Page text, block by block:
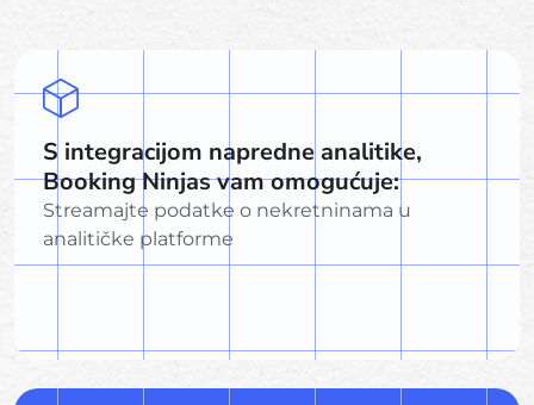
S integracijom napredne analitike,
Booking Ninjas vam omogućuje:
Streamajte podatke o nekretninama u
analitičke platforme